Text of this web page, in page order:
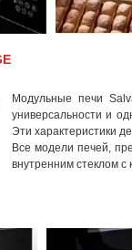
Модульные печи
универсальности и
Эти характеристики
Все модели печей,
внутренним стеклом с